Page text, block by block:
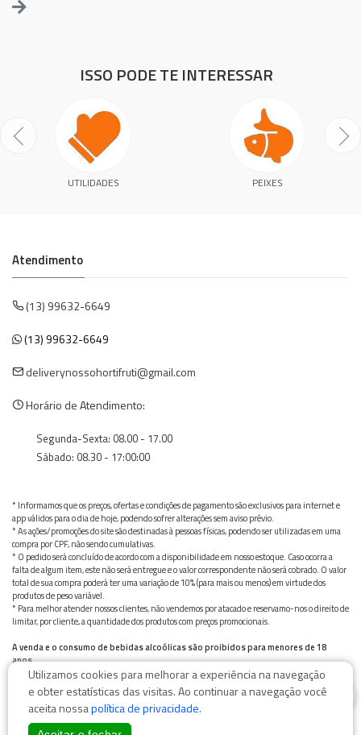
ISSO PODE TE INTERESSAR
UTILIDADES PEIXES
Atendimento
(13) 99632-6649
(13) 99632-6649
deliverynossohortifruti@gmail.com
Horário de Atendimento:
Segunda-Sexta: 08.00 - 17.00
Sábado: 08.30 - 17:00:00
* Informamos que os preços, ofertas e condições de pagamento são exclusivos para internet e
app válidos para o dia de hoje, podendo sofrer alterações sem aviso prévio.
* As ações/promoções do site são destinadas à pessoas físicas, podendo ser utilizadas em uma
compra por CPF, não sendo cumulativas.
* O pedido será concluído de acordo com a disponibilidade em nosso estoque. Caso ocorra a
falta de algum item, este não será entregue e o valor correspondente não será cobrado. O valor
total de sua compra poderá ter uma variação de 10% (para mais ou menos) em virtude dos
produtos de peso variável.
* Para melhor atender nossos clientes, não vendemos por atacado e reservamo-nos o direito de
limitar, por cliente, a quantidade dos produtos com preços promocionais.
A venda e o consumo de bebidas alcoólicas são proibidos para menores de 18
anos.
Bebida alcoólica pode causar dependência química e, em excesso, provoca graves males à saúde.
Beba com moderação
Utilizamos cookies para melhorar a experiência na navegação
e obter estatísticas das visitas. Ao continuar a navegação você
aceita nossapolítica de privacidade.